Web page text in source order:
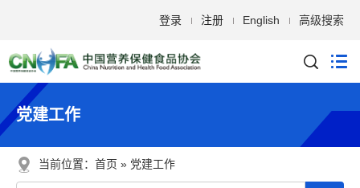
登录 注册 English 高级搜索
党建工作
当前位置： 首页 党建工作